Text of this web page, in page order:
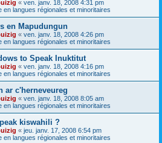
« ven. janv. 18, 2008 4:31 pm
en langues régionales et minoritaires
en Mapudungun
« ven. janv. 18, 2008 4:26 pm
en langues régionales et minoritaires
to Speak Inuktitut
« ven. janv. 18, 2008 4:16 pm
en langues régionales et minoritaires
ar c'herneveureg
« ven. janv. 18, 2008 8:05 am
en langues régionales et minoritaires
kiswahili ?
« jeu. janv. 17, 2008 6:54 pm
en langues régionales et minoritaires